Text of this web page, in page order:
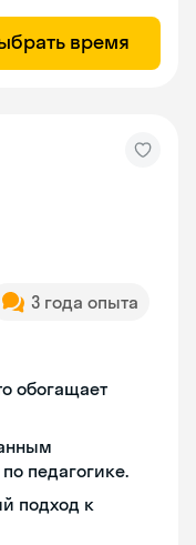
время
3 года опыта
обогащает
педагогике.
подход к